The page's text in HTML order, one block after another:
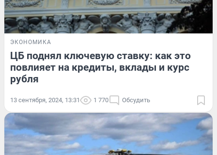
ЭКОНОМИКА
ЦБ поднял ключевую ставку: как это
повлияет на кредиты, вклады и курс
рубля
13 сентября, 2024, 13:31 1 770 Обсудить